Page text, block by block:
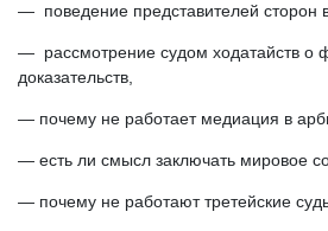
— поведение представителей сторон
— рассмотрение судом ходатайств о
доказательств,
— почему не работает медиация в
— есть ли смысл заключать мировое
— почему не работают третейские